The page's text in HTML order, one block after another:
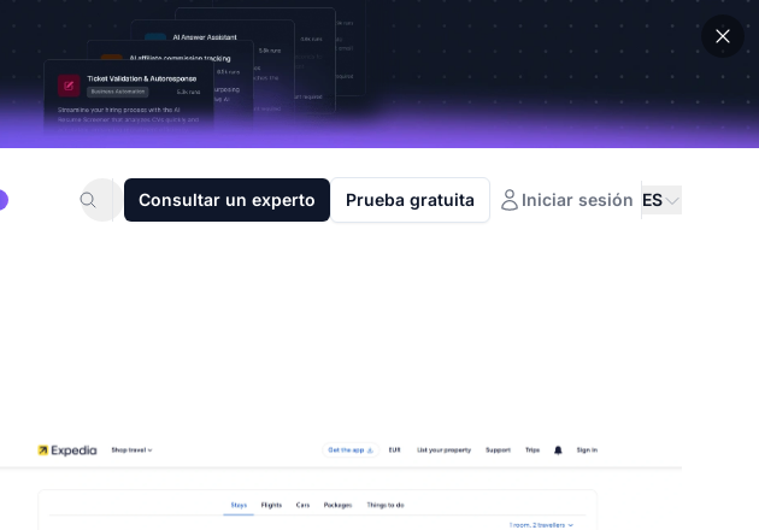
Consultar un experto Prueba gratuita Iniciar sesión ES